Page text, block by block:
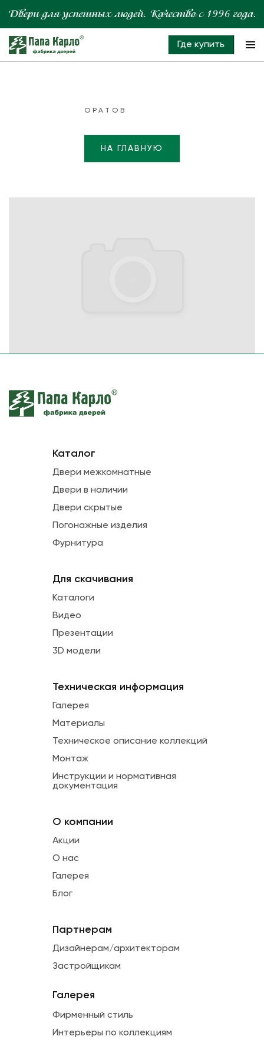
Где купить
ОРАТОВ
НА ГЛАВНУЮ
Каталог
Двери межкомнатные
Двери в наличии
Двери скрытые
Погонажные изделия
Фурнитура
Для скачивания
Каталоги
Видео
Презентации
3D модели
Техническая информация
Галерея
Материалы
Техническое описание коллекций
Монтаж
Инструкции и нормативная
документация
О компании
Акции
О нас
Галерея
Блог
Партнерам
Дизайнерам/архитекторам
Застройщикам
Галерея
Фирменный стиль
Интерьеры по коллекциям